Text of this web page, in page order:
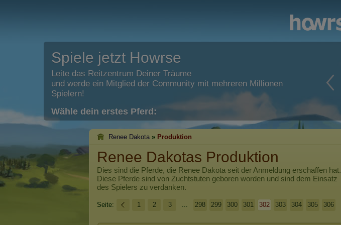
Spiele jetzt Howrse
Leite das Reitzentrum Deiner Träume
und werde ein Mitglied der Community mit mehreren Millionen
Spielern!
Wähle dein erstes Pferd:
Renee Dakota » Produktion
Renee Dakotas Produktion
Dies sind die Pferde, die Renee Dakota seit der Anmeldung erschaffen hat.
Diese Pferde sind von Zuchtstuten geboren worden und sind dem Einsatz
des Spielers zu verdanken.
Seite: 1 2 3 ... 298 299 300 301 302 303 304 305 306